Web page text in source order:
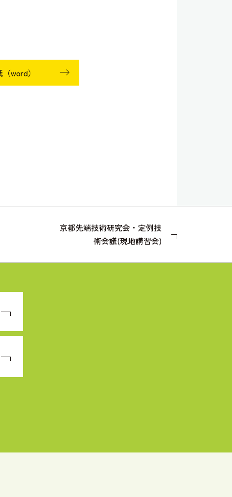
word）
京都先端技術研究会・定例技
術会議(現地講習会)